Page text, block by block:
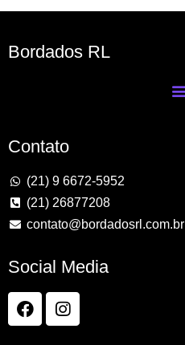
Bordados RL
Contato
(21) 9 6672-5952
(21) 26877208
contato@bordadosrl.com.br
Social Media